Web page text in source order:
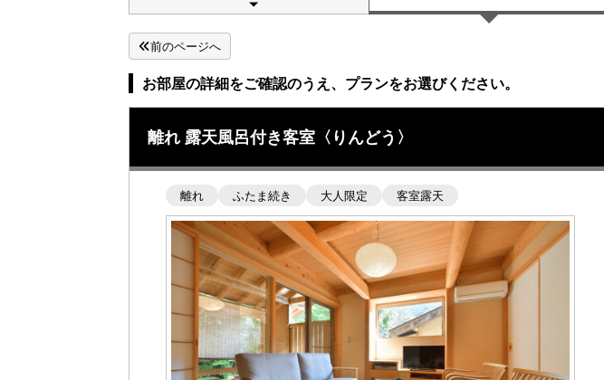
前のページへ
お部屋の詳細をご確認のうえ、プランをお選びください。
離れ 露天風呂付き客室〈りんどう〉
離れ ふたま続き 大人限定 客室露天